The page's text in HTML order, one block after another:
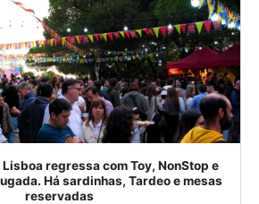
regressa com Toy, NonStop e
Há sardinhas, Tardeo e mesas
reservadas